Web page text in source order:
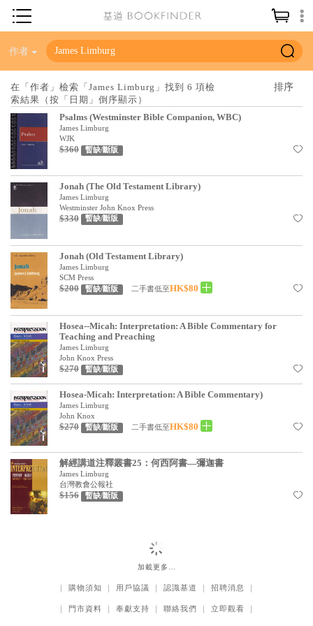
神學／教義
聖經
信仰入門
教會歷史
靈修／禱告
信徒生活
教會事工
分齡牧養
社會／倫理
哲學／宗教比較
見證／傳記
文藝／勵志
童書
精選影音
其他
禮品專區
得獎作品推介
暢銷榜
電子書
作者
在「作者」檢索「James Limburg」找到 6 項檢
索結果（按「日期」倒序顯示）
Psalms (Westminster Bible Companion, WBC)
James Limburg
WJK
$360 暫缺/斷版
Jonah (The Old Testament Library)
James Limburg
Westminster John Knox Press
$330 暫缺/斷版
Jonah (Old Testament Library)
James Limburg
SCM Press
$200 暫缺/斷版 二手書低至HK$80
Hosea--Micah: Interpretation: A Bible Commentary for
Teaching and Preaching
James Limburg
John Knox Press
$270 暫缺/斷版
Hosea-Micah: Interpretation: A Bible Commentary)
James Limburg
John Knox
$270 暫缺/斷版 二手書低至HK$80
解經講道注釋叢書25：何西阿書—彌迦書
James Limburg
台灣教會公報社
$156 暫缺/斷版
加載更多…
｜ 購物須知 ｜ 用戶協議 ｜ 認識基道 ｜ 招聘消息 ｜
｜ 門市資料 ｜ 奉獻支持 ｜ 聯絡我們 ｜ 立即觀看 ｜